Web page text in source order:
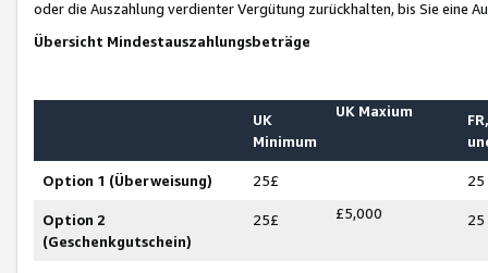
oder die Auszahlung verdienter Vergütung zurückhalten, bis Sie
Übersicht Mindestauszahlungsbeträge
UK
Minimum
UK Maxium
Option 1 (Überweisung) 25£ 25
Option 2
(Geschenkgutschein)
25£ £5,000 25